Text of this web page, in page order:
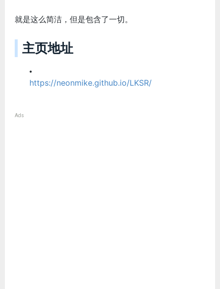
就是这么简洁，但是包含了一切。
主页地址
https://neonmike.github.io/LKSR/
Ads